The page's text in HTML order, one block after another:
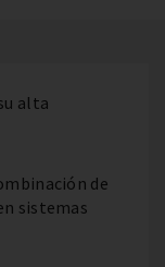
alta
de
sistemas